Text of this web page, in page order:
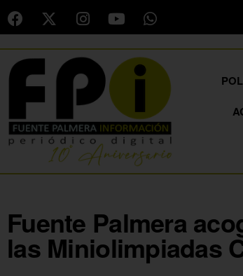
Fuente Palmera
las Miniolimpiadas